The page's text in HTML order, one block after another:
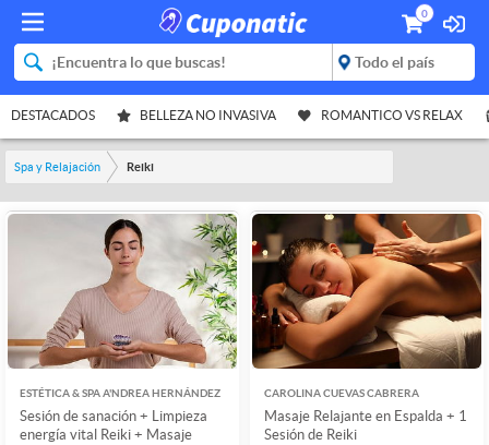
0
DESTACADOS BELLEZA NO INVASIVA ROMANTICO VS RELAX
Spa y Relajación Reiki
ESTÉTICA & SPA A'NDREA HERNÁNDEZ
Sesión de sanación + Limpieza
energía vital Reiki + Masaje
CAROLINA CUEVAS CABRERA
Masaje Relajante en Espalda + 1
Sesión de Reiki